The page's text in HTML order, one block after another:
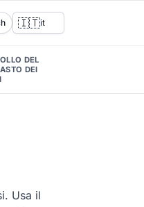
🇮🇹it
DEL
DEI
Usa il